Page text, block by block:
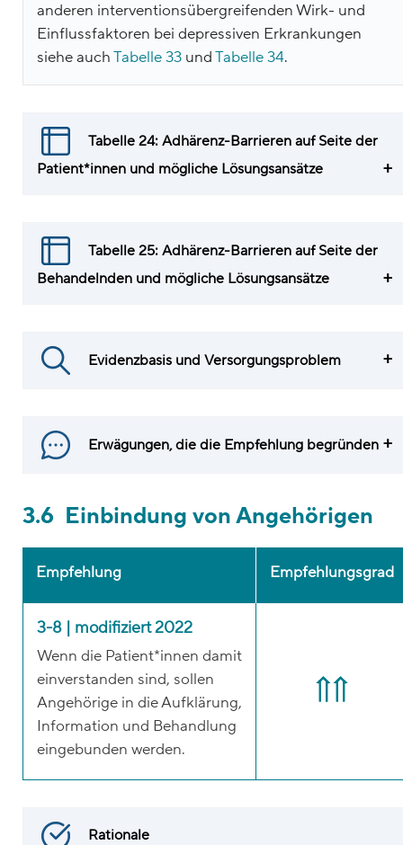
anderen interventionsübergreifenden Wirk- und
Einflussfaktoren bei depressiven Erkrankungen
siehe auchTabelle 33 undTabelle 34.
Tabelle 24: Adhärenz-Barrieren auf Seite der
Patient*innen und mögliche Lösungsansätze
Tabelle 25: Adhärenz-Barrieren auf Seite der
Behandelnden und mögliche Lösungsansätze
Evidenzbasis und Versorgungsproblem
Erwägungen, die die Empfehlung begründen
3.6 Einbindung von Angehörigen
Empfehlung Empfehlungsgrad
3-8 | modifiziert 2022
Wenn die Patient*innen damit
einverstanden sind, sollen
Angehörige in die Aufklärung,
Information und Behandlung
eingebunden werden.
Rationale